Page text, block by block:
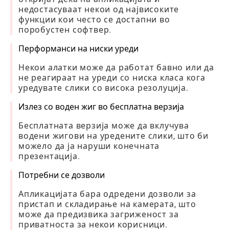
недостасуваат некои од највисоките
функции кои често се достапни во
поробустен софтвер.
Перформанси на ниски уреди
Некои алатки може да работат бавно или да
не реагираат на уреди со ниска класа кога
уредувате слики со висока резолуција.
Излез со воден жиг во бесплатна верзија
Бесплатната верзија може да вклучува
водени жигови на уредените слики, што би
можело да ја наруши конечната
презентација.
Потребни се дозволи
Апликацијата бара одредени дозволи за
пристап и складирање на камерата, што
може да предизвика загриженост за
приватноста за некои корисници.